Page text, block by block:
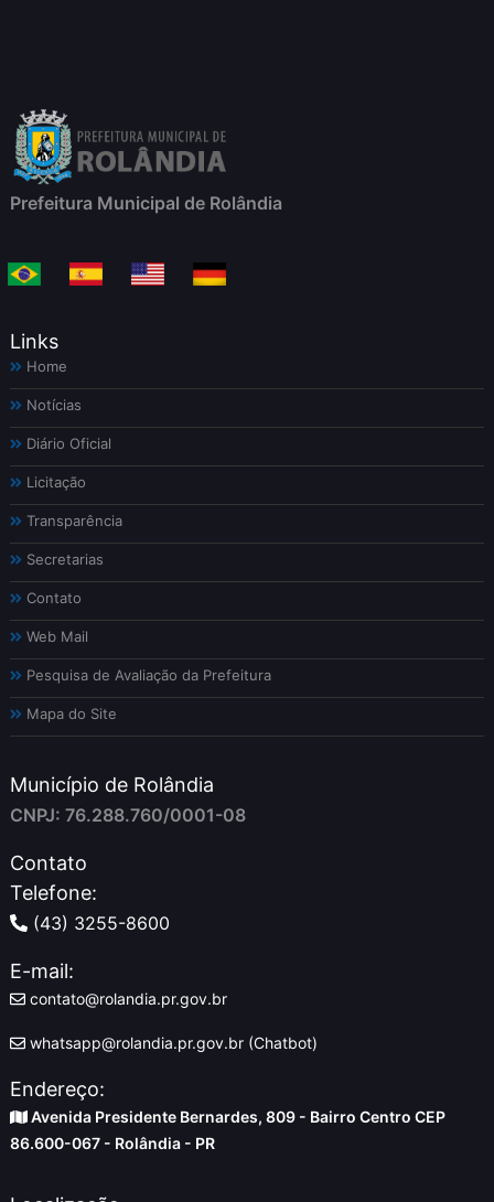
Prefeitura Municipal de Rolândia
Links
Home
Notícias
Diário Oficial
Licitação
Transparência
Secretarias
Contato
Web Mail
Pesquisa de Avaliação da Prefeitura
Mapa do Site
Município de Rolândia
CNPJ: 76.288.760/0001-08
Contato
Telefone:
(43) 3255-8600
E-mail:
contato@rolandia.pr.gov.br
whatsapp@rolandia.pr.gov.br (Chatbot)
Endereço:
Avenida Presidente Bernardes, 809 - Bairro Centro CEP
86.600-067 - Rolândia - PR